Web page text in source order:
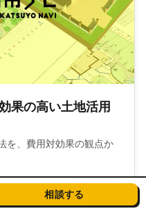
果の高い土地活用
を、費用対効果の観点か
2026-03-24
相談する